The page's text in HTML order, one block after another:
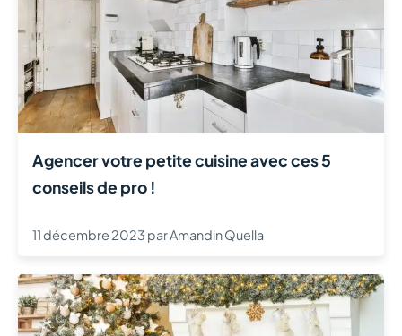
Agencer votre petite cuisine avec ces 5
conseils de pro !
11 décembre 2023 parAmandin Quella